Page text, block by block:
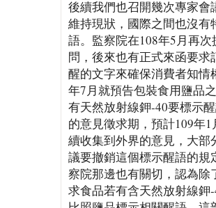
後續我們也召開幾次專家會
維持現狀，國際之間也沒有
語。監察院在108年5月再
問，後來也有正式來函要求
醒的文字來確保消費者知情
年7月就預告包裝食用鹽品
有天然放射線鉀-40要標示
的意見徵求期，預計109年
續收集到外界的意見，大部
議要撤銷這個標示醒語的規
察院那邊也有關切，認為除
求食品若有含天然放射線鉀